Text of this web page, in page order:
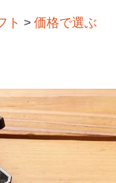
ト
価格で選ぶ